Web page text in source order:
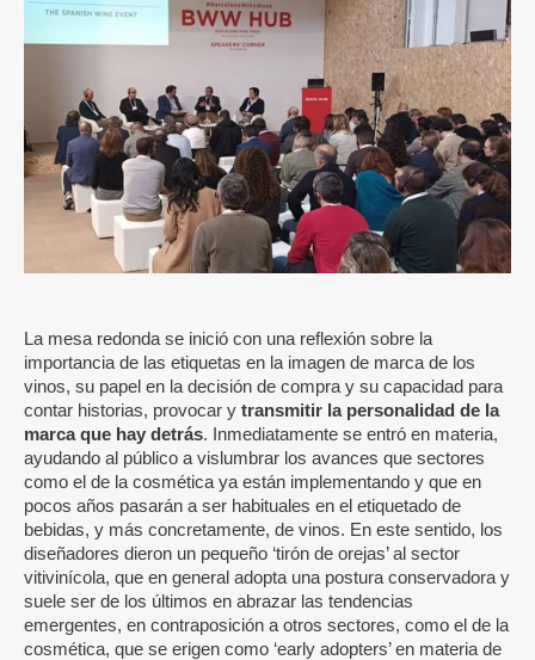
La mesa redonda se inició con una reflexión sobre la
importancia de las etiquetas en la imagen de marca de los
vinos, su papel en la decisión de compra y su capacidad para
contar historias, provocar y transmitir la personalidad de la
marca que hay detrás. Inmediatamente se entró en materia,
ayudando al público a vislumbrar los avances que sectores
como el de la cosmética ya están implementando y que en
pocos años pasarán a ser habituales en el etiquetado de
bebidas, y más concretamente, de vinos. En este sentido, los
diseñadores dieron un pequeño ‘tirón de orejas’ al sector
vitivinícola, que en general adopta una postura conservadora y
suele ser de los últimos en abrazar las tendencias
emergentes, en contraposición a otros sectores, como el de la
cosmética, que se erigen como ‘early adopters’ en materia de